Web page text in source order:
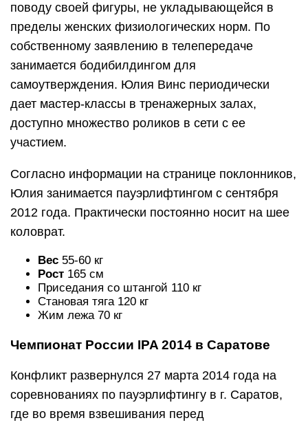
поводу своей фигуры, не укладывающейся в
пределы женских физиологических норм. По
собственному заявлению в телепередаче
занимается бодибилдингом для
самоутверждения. Юлия Винс периодически
дает мастер-классы в тренажерных залах,
доступно множество роликов в сети с ее
участием.
Согласно информации на странице поклонников,
Юлия занимается пауэрлифтингом с сентября
2012 года. Практически постоянно носит на шее
коловрат.
Вес 55-60 кг
Рост 165 см
Приседания со штангой 110 кг
Становая тяга 120 кг
Жим лежа 70 кг
Чемпионат России IPA 2014 в Саратове
Конфликт развернулся 27 марта 2014 года на
соревнованиях по пауэрлифтингу в г. Саратов,
где во время взвешивания перед